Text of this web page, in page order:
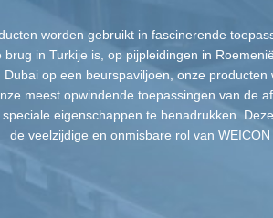
worden gebruikt in fascinerende
brug in Turkije is, op pijpleidingen in
Dubai op een beurspaviljoen, onze
meest opwindende toepassingen van de
eigenschappen te benadrukken.
de veelzijdige en onmisbare rol van